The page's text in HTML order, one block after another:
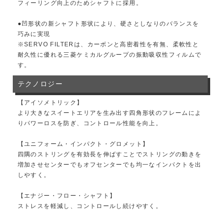
フィーリング向上のためシャフトに採用。
●凹形状の新シャフト形状により、硬さとしなりのバランスを
巧みに実現
※SERVO FILTERは、カーボンと高密着性を有無、柔軟性と
耐久性に優れる三菱ケミカルグループの振動吸収性フィルムで
す。
テクノロジー
【アイソメトリック】
より大きなスイートエリアを生み出す四角形状のフレームによ
りパワーロスを防ぎ、コントロール性能を向上。
【ユニフォーム・インパクト・グロメット】
四隅のストリングを有効長を伸ばすことでストリングの動きを
増加させセンターでもオフセンターでも均一なインパクトを出
しやすく。
【エナジー・フロー・シャフト】
ストレスを軽減し、コントロールし続けやすく。